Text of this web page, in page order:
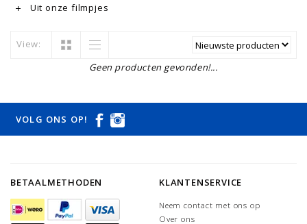
Uit onze filmpjes
View:
Geen producten gevonden!...
VOLG ONS OP!
BETAALMETHODEN KLANTENSERVICE
Neem contact met ons op
Over ons